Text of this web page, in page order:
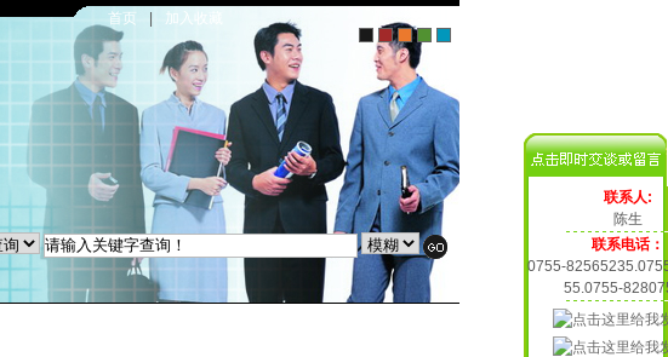
联系人:
陈生
联系电话：
0755-
55.0755-
首页 加入收藏